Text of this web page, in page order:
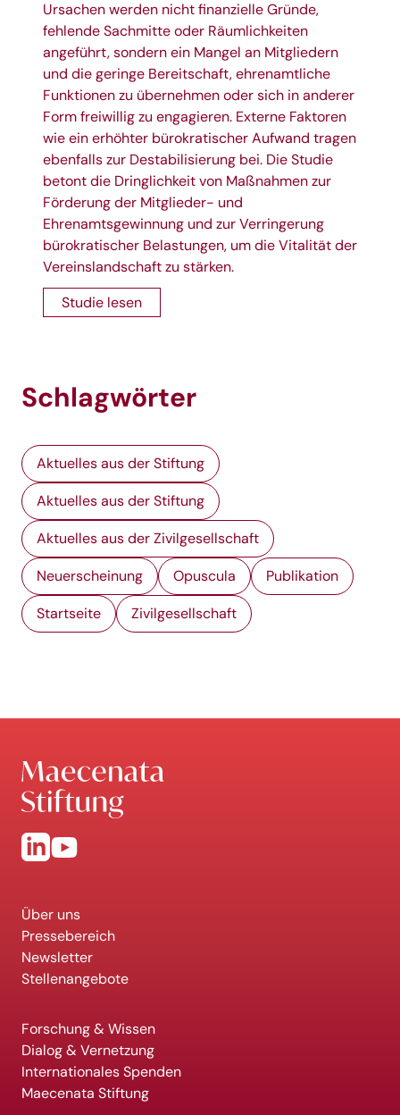
Ursachen werden nicht finanzielle Gründe,
fehlende Sachmitte oder Räumlichkeiten
angeführt, sondern ein Mangel an Mitgliedern
und die geringe Bereitschaft, ehrenamtliche
Funktionen zu übernehmen oder sich in anderer
Form freiwillig zu engagieren. Externe Faktoren
wie ein erhöhter bürokratischer Aufwand tragen
ebenfalls zur Destabilisierung bei. Die Studie
betont die Dringlichkeit von Maßnahmen zur
Förderung der Mitglieder- und
Ehrenamtsgewinnung und zur Verringerung
bürokratischer Belastungen, um die Vitalität der
Vereinslandschaft zu stärken.
Studie lesen
Schlagwörter
Aktuelles aus der Stiftung
Aktuelles aus der Stiftung
Aktuelles aus der Zivilgesellschaft
Neuerscheinung Opuscula Publikation
Startseite Zivilgesellschaft
Über uns
Pressebereich
Newsletter
Stellenangebote
Forschung & Wissen
Dialog & Vernetzung
Internationales Spenden
Maecenata Stiftung